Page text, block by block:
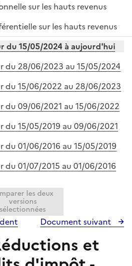
sur les hauts revenus
sur les hauts revenus
du 15/05/2024 à aujourd'hui
du 28/06/2023 au 15/05/2024
du 15/06/2022 au 28/06/2023
du 09/06/2021 au 15/06/2022
du 15/05/2019 au 09/06/2021
du 01/06/2016 au 15/05/2019
du 01/07/2015 au 01/06/2016
les deux
versions
sélectionnées
Document suivant
et